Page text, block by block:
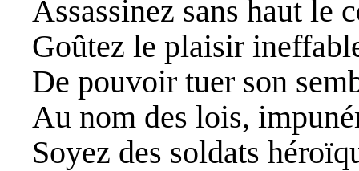
Assassinez sans haut le
Goûtez le plaisir
De pouvoir tuer son
Au nom des lois,
Soyez des soldats